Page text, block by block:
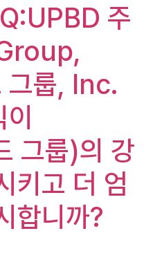
주
그룹, Inc.
그룹)의 강
키고 더 엄
합니까?